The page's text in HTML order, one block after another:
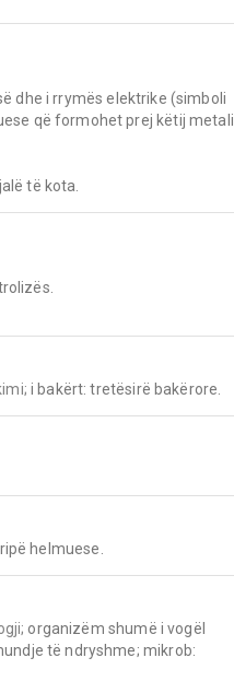
dhe i rrymës elektrike (simboli
që formohet prej këtij metali
të kota.
i bakërt: tretësirë bakërore.
helmuese.
organizëm shumë i vogël
të ndryshme; mikrob: